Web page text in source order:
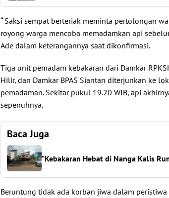
“ Saksi sempat berteriak meminta pertolongan
royong warga mencoba memadamkan api
Ade dalam keterangannya saat dikonfirmasi.
Tiga unit pemadam kebakaran dari Damkar
Hilir, dan Damkar BPAS Siantan diterjunkan ke
pemadaman. Sekitar pukul 19.20 WIB, api
sepenuhnya.
Baca Juga
“Kebakaran Hebat di Nanga Kalis
Beruntung tidak ada korban jiwa dalam